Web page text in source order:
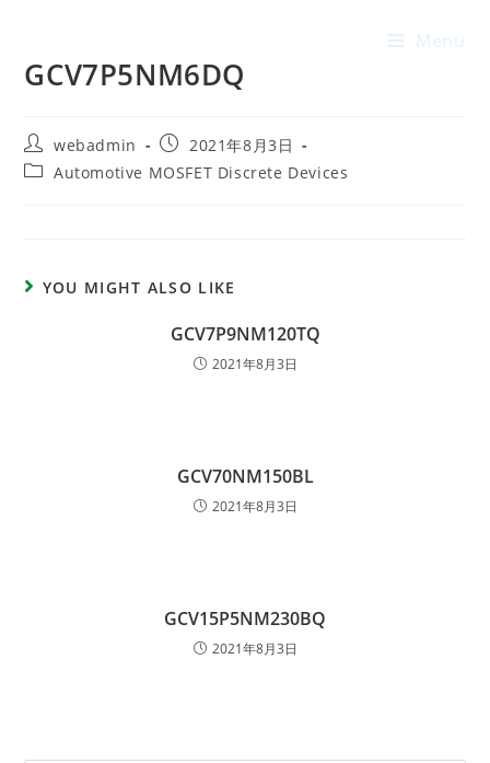
Menu
GCV7P5NM6DQ
webadmin
2021年8月3日
Automotive MOSFET Discrete Devices
YOU MIGHT ALSO LIKE
GCV7P9NM120TQ
2021年8月3日
GCV70NM150BL
2021年8月3日
GCV15P5NM230BQ
2021年8月3日